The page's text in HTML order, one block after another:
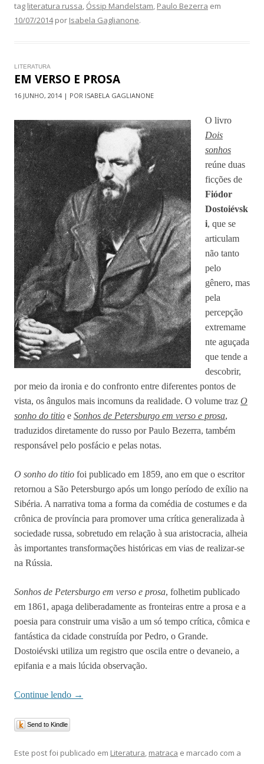
tag literatura russa, Óssip Mandelstam, Paulo Bezerra em
10/07/2014por Isabela Gaglianone.
LITERATURA
EM VERSO E PROSA
16 JUNHO, 2014 | POR ISABELA GAGLIANONE
O livro
Dois
sonhos
reúne duas
ficções de
Fiódor
Dostoiévsk
i, que se
articulam
não tanto
pelo
gênero, mas
pela
percepção
extremame
nte aguçada
que tende a
descobrir,
por meio da ironia e do confronto entre diferentes pontos de
vista, os ângulos mais incomuns da realidade. O volume traz O
sonho do titio e Sonhos de Petersburgo em verso e prosa,
traduzidos diretamente do russo por Paulo Bezerra, também
responsável pelo posfácio e pelas notas.
O sonho do titio foi publicado em 1859, ano em que o escritor
retornou a São Petersburgo após um longo período de exílio na
Sibéria. A narrativa toma a forma da comédia de costumes e da
crônica de província para promover uma crítica generalizada à
sociedade russa, sobretudo em relação à sua aristocracia, alheia
às importantes transformações históricas em vias de realizar-se
na Rússia.
Sonhos de Petersburgo em verso e prosa, folhetim publicado
em 1861, apaga deliberadamente as fronteiras entre a prosa e a
poesia para construir uma visão a um só tempo crítica, cômica e
fantástica da cidade construída por Pedro, o Grande.
Dostoiévski utiliza um registro que oscila entre o devaneio, a
epifania e a mais lúcida observação.
Continue lendo →
Send to Kindle
Este post foi publicado em Literatura, matraca e marcado com a